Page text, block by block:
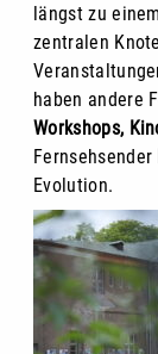
längst zu
zentralen
haben andere
Workshops,
Fernsehsender
Evolution.